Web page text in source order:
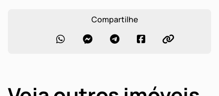
Compartilhe